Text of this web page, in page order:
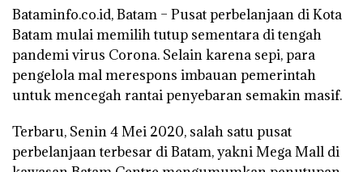
Bataminfo.co.id, Batam – Pusat perbelanjaan di Kota
Batam mulai memilih tutup sementara di tengah
pandemi virus Corona. Selain karena sepi, para
pengelola mal merespons imbauan pemerintah
untuk mencegah rantai penyebaran semakin masif.
Terbaru, Senin 4 Mei 2020, salah satu pusat
perbelanjaan terbesar di Batam, yakni Mega Mall di